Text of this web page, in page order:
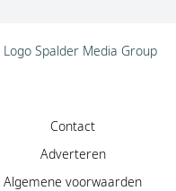
Contact
Adverteren
Algemene voorwaarden